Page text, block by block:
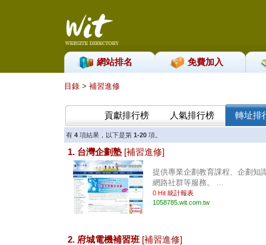
網站排名 免費加入
目錄 > 補習進修
貢獻排行榜 人氣排行榜 轉址排
有 4 項結果，以下是第 1-20項。
1. 台灣企劃塾 [補習進修]
提供專業企劃教育課程、企劃知
網路社群等服務。 ...
0 Hit 統計報表
1058785.wit.com.tw
2. 府城電機補習班 [補習進修]